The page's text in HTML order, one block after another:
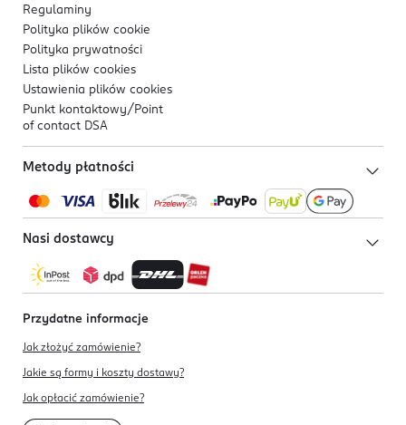
Regulaminy
Polityka plików cookie
Polityka prywatności
Lista plików cookies
Ustawienia plików cookies
Punkt kontaktowy/ Point
of contact DSA
Metody płatności
Nasi dostawcy
Przydatne informacje
Jak złożyć zamówienie?
Jakie są formy i koszty dostawy?
Jak opłacić zamówienie?